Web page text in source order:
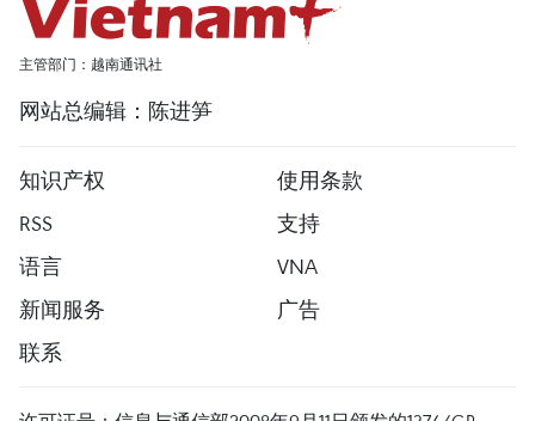
主管部门：越南通讯社
网站总编辑：陈进笋
知识产权
使用条款
RSS
支持
语言
VNA
新闻服务
广告
联系